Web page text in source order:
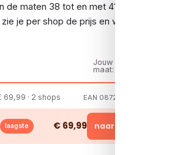
de maten 38 tot en met 41 is er
je per shop de prijs en welke maten
Jouw
maat:
69,99 · 2 shops EAN 08721108404102
laagste € 69,99 naar shop →